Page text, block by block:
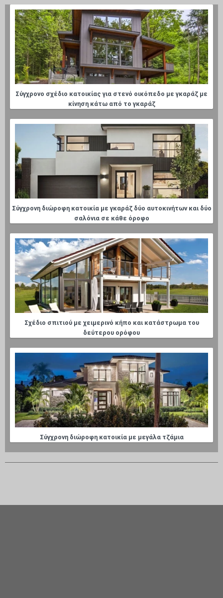
Σύγχρονο σχέδιο κατοικίας για στενό οικόπεδο με γκαράζ με
κίνηση κάτω από το γκαράζ
Σύγχρονη διώροφη κατοικία με γκαράζ δύο αυτοκινήτων και δύο
σαλόνια σε κάθε όροφο
Σχέδιο σπιτιού με χειμερινό κήπο και κατάστρωμα του
δεύτερου ορόφου
Σύγχρονη διώροφη κατοικία με μεγάλα τζάμια